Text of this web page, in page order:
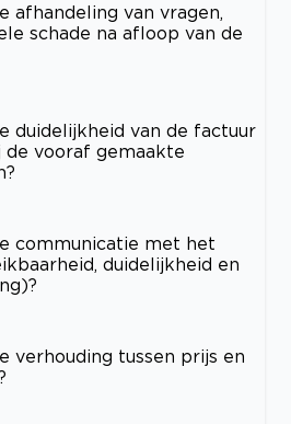
afhandeling van vragen,
schade na afloop van de
duidelijkheid van de factuur
de vooraf gemaakte
communicatie met het
duidelijkheid en
verhouding tussen prijs en